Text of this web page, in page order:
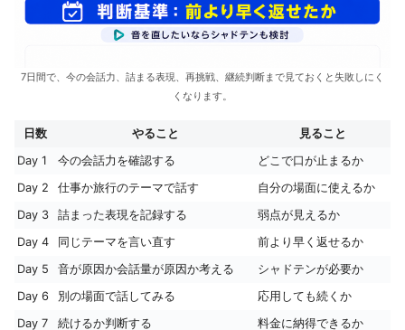
7日間で、今の会話力、詰まる表現、再挑戦、継続判断まで見ておくと失敗しにく
くなります。
日数 やること
見ること
Day 1
今の会話力を確認する
どこで口が止まるか
Day 2
仕事か旅行のテーマで話す
自分の場面に使えるか
Day 3
詰まった表現を記録する
弱点が見えるか
Day 4
同じテーマを言い直す
前より早く返せるか
Day 5
音が原因か会話量が原因か考える
シャドテンが必要か
Day 6
別の場面で話してみる
応用しても続くか
Day 7
続けるか判断する 料金に納得できるか